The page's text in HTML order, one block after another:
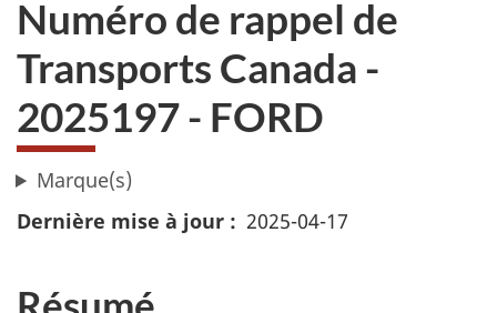
Numéro de rappel de
Transports Canada -
2025197 - FORD
Marque(s)
Dernière mise à jour
2025-04-17
Résumé